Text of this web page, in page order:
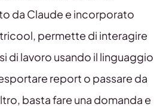
da Claude e incorporato
permette di interagire
di lavoro usando il linguaggio
report o passare da
basta fare una domanda e